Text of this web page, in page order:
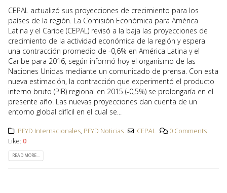
CEPAL actualizó sus proyecciones de crecimiento para los
países de la región. La Comisión Económica para América
Latina y el Caribe (CEPAL) revisó a la baja las proyecciones de
crecimiento de la actividad económica de la región y espera
una contracción promedio de -0,6% en América Latina y el
Caribe para 2016, según informó hoy el organismo de las
Naciones Unidas mediante un comunicado de prensa. Con esta
nueva estimación, la contracción que experimentó el producto
interno bruto (PIB) regional en 2015 (-0,5%) se prolongaría en el
presente año. Las nuevas proyecciones dan cuenta de un
entorno global difícil en el cual se...
PFYD Internacionales, PFYD Noticias CEPAL
0 Comments
Like: 0
READ MORE...